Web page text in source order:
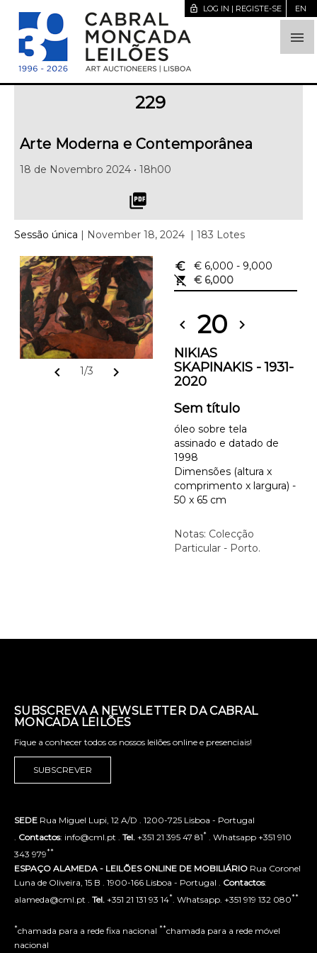

lock_open LOG IN | REGISTE-SE EN
229
Arte Moderna e Contemporânea
18 de Novembro 2024 • 18h00
picture_as_pdf
Sessão única | November 18, 2024 | 183 Lotes
chevron_left 1/3 chevron_right
euro_symbol € 6,000 - 9,000
remove_shopping_cart
€ 6,000
chevron_left 20 chevron_right
NIKIAS
SKAPINAKIS - 1931-
2020
Sem título
óleo sobre tela
assinado e datado de
1998
Dimensões (altura x
comprimento x largura) -
50 x 65 cm
Notas: Colecção
Particular - Porto.
SUBSCREVA A NEWSLETTER DA CABRAL
MONCADA LEILÕES
Fique a conhecer todos os nossos leilões online e presenciais!
SUBSCREVER
SEDE Rua Miguel Lupi, 12 A/D . 1200-725 Lisboa - Portugal
Contactos: info@cml.pt . Tel. +351 21 395 47 81* . Whatsapp +351 910
343 979**
ESPAÇO ALAMEDA - LEILÕES ONLINE DE MOBILIÁRIO Rua Coronel
Luna de Oliveira, 15 B . 1900-166 Lisboa - Portugal . Contactos:
alameda@cml.pt . Tel. +351 21 131 93 14* . Whatsapp. +351 919 132 080**
*chamada para a rede fixa nacional **chamada para a rede móvel
nacional